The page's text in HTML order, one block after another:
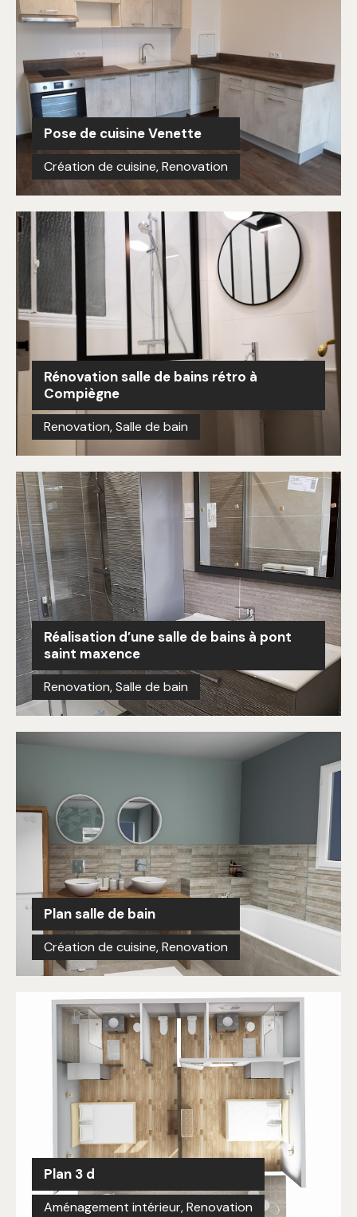
Pose de cuisine Venette
Création de cuisine,Renovation
Rénovation salle de bains rétro à
Compiègne
Renovation,Salle de bain
Réalisation d’une salle de bains à pont
saint maxence
Renovation,Salle de bain
Plan salle de bain
Création de cuisine,Renovation
Plan 3 d
Aménagement intérieur,Renovation